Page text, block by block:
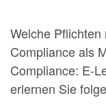
Welche
Compliance als
Compliance: E-
erlernen Sie